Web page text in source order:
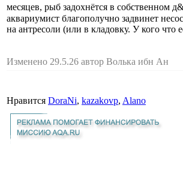
месяцев, рыб задохнётся в собственном
аквариумист благополучно задвинет
на антресоли (или в кладовку. У кого что
Изменено 29.5.26 автор Волька ибн Ан
Нравится DoraNi, kazakovp, Alano